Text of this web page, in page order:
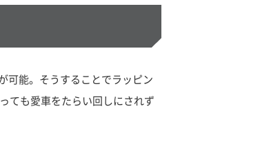
可能。そうすることでラッピン
ても愛車をたらい回しにされず